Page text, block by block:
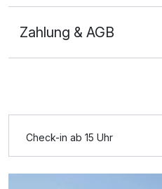
Zahlung & AGB
Check-in ab 15 Uhr